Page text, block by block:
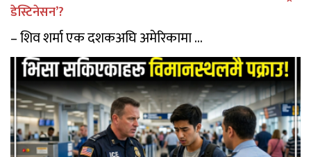
डेस्टिनेसन’?
– शिव शर्मा एक दशकअघि अमेरिकामा ...